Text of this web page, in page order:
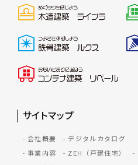
サイトマップ
会社概要
デジタルカタログ
事業内容
ZEH（戸建住宅）